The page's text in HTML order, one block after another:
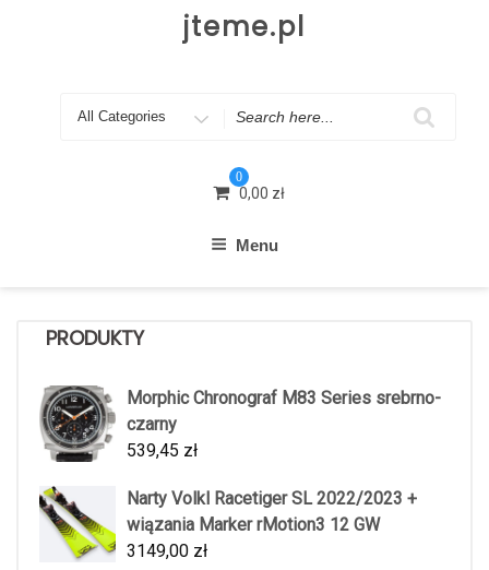
jteme.pl
Search
0
0,00 zł
Menu
PRODUKTY
Morphic Chronograf M83 Series srebrno-
czarny
539,45 zł
Narty Volkl Racetiger SL 2022/2023 +
wiązania Marker rMotion3 12 GW
3149,00 zł